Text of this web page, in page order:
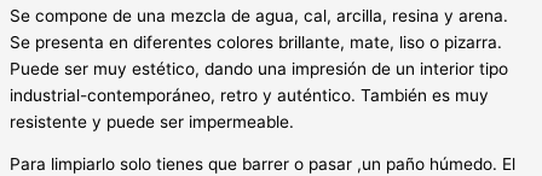
Se compone de una mezcla de agua, cal, arcilla, resina y arena.
Se presenta en diferentes colores brillante, mate, liso o pizarra.
Puede ser muy estético, dando una impresión de un interior tipo
industrial-contemporáneo, retro y auténtico. También es muy
resistente y puede ser impermeable.
Para limpiarlo solo tienes que barrer o pasar ,un paño húmedo. El